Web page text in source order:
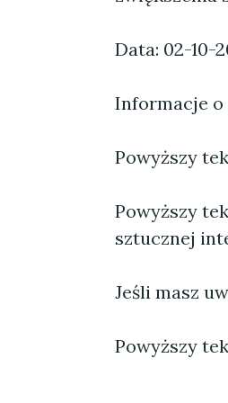
Data: 02-10-
Informacje o
Powyższy
Powyższy
sztucznej
Jeśli masz
Powyższy